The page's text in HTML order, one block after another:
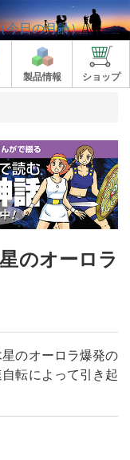
製品情報 ショップ
のオーロラ
のオーロラ爆発の
転によって引き起